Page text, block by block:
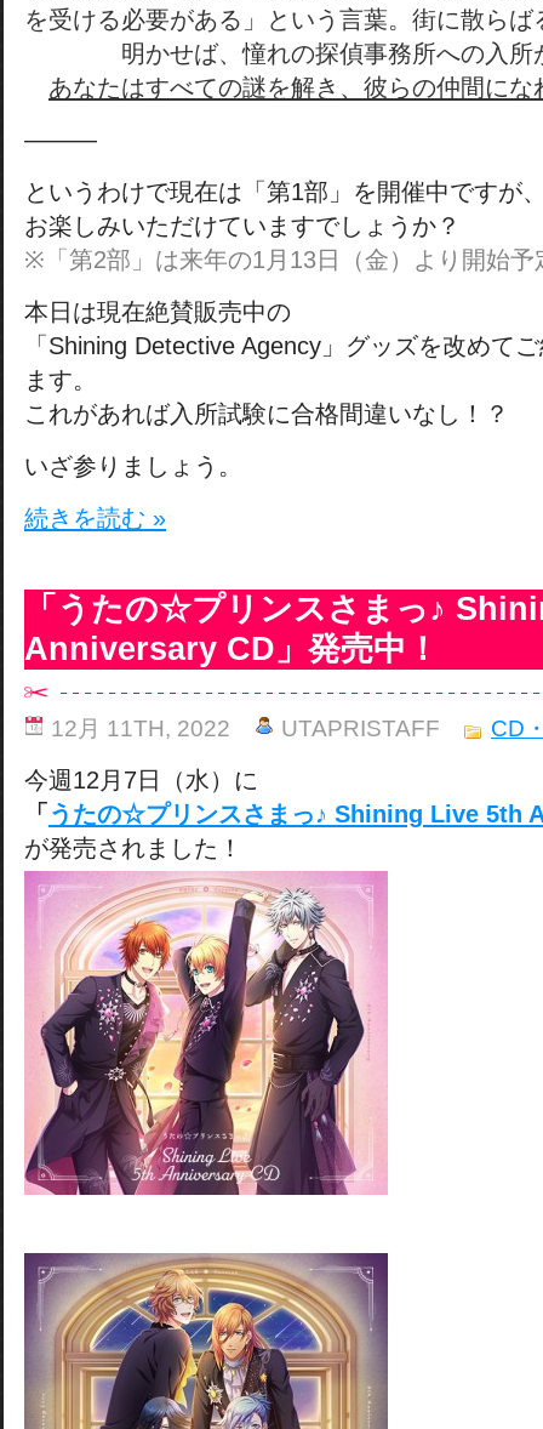
を受ける必要がある」という言葉。街に散ら
明かせば、憧れの探偵事務所への入所
あなたはすべての謎を解き、彼らの仲間に
———
というわけで現在は「第1部」を開催中ですが
お楽しみいただけていますでしょうか？
※「第2部」は来年の1月13日（金）より開始予
本日は現在絶賛販売中の
「Shining Detective Agency」グッズを改めて
ます。
これがあれば入所試験に合格間違いなし！？
いざ参りましょう。
続きを読む »
「うたの☆プリンスさまっ♪
Anniversary CD」発売中！
12月 11TH, 2022 UTAPRISTAFF CD
今週12月7日（水）に
「 うたの☆プリンスさまっ♪ Shining Live 5th
が発売されました！